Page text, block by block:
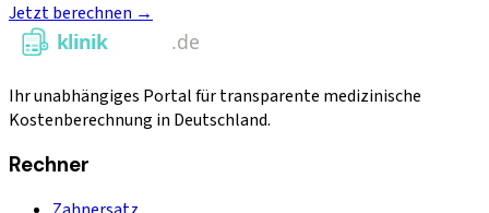
Jetzt berechnen →
Ihr unabhängiges Portal für transparente medizinische
Kostenberechnung in Deutschland.
Rechner